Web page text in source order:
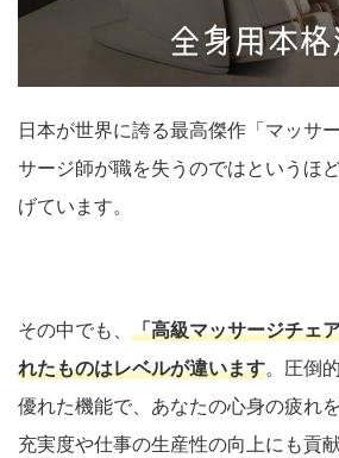
日本が世界に誇る最高傑作「マッサ
サージ師が職を失うのではというほ
げています。
その中でも、 「高級マッサージチェ
れたものはレベルが違います。圧倒
優れた機能で、あなたの心身の疲れ
充実度や仕事の生産性の向上にも貢